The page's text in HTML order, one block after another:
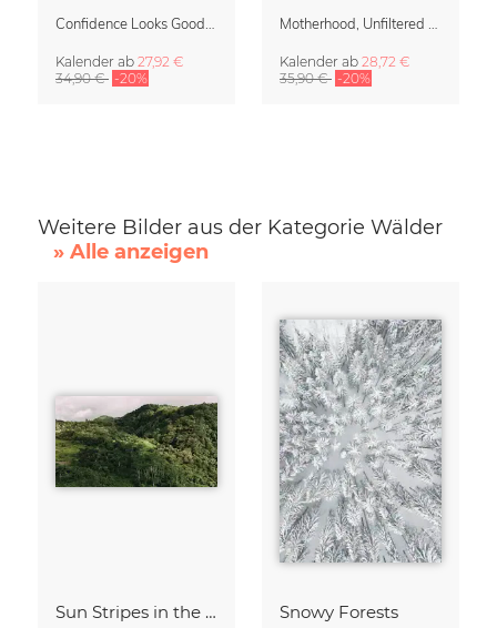
Kalender ab 27,92 €
34,90 € -20%
Kalender ab 28,72 €
35,90 € -20%
Weitere Bilder aus der Kategorie Wälder
» Alle anzeigen
Sun Stripes in the Jungle Camiguin Philippines Snowy Forests